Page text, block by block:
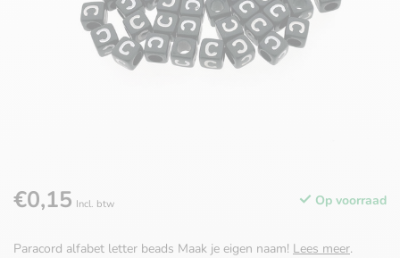
€0,15 Incl. btw Op voorraad
Paracord alfabet letter beads Maak je eigen naam! Lees meer.